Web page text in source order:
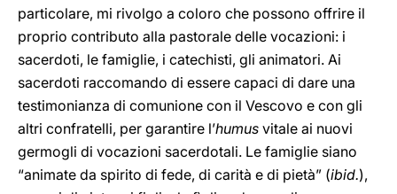
particolare, mi rivolgo a coloro che possono offrire il
proprio contributo alla pastorale delle vocazioni: i
sacerdoti, le famiglie, i catechisti, gli animatori. Ai
sacerdoti raccomando di essere capaci di dare una
testimonianza di comunione con il Vescovo e con gli
altri confratelli, per garantire l’humus vitale ai nuovi
germogli di vocazioni sacerdotali. Le famiglie siano
“animate da spirito di fede, di carità e di pietà” (ibid.),